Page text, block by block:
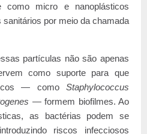
como micro e nanoplásticos
por meio da chamada
partículas não são apenas
como suporte para que
— como Staphylococcus
— formem biofilmes. Ao
as bactérias podem se
riscos infecciosos